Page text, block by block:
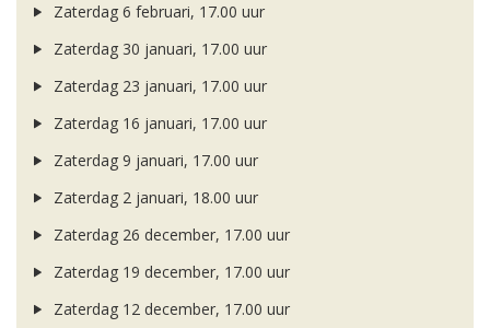
Zaterdag 6 februari, 17.00 uur
Zaterdag 30 januari, 17.00 uur
Zaterdag 23 januari, 17.00 uur
Zaterdag 16 januari, 17.00 uur
Zaterdag 9 januari, 17.00 uur
Zaterdag 2 januari, 18.00 uur
Zaterdag 26 december, 17.00 uur
Zaterdag 19 december, 17.00 uur
Zaterdag 12 december, 17.00 uur